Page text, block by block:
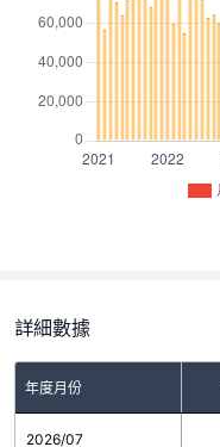
詳細數據
年度月份
2026/07